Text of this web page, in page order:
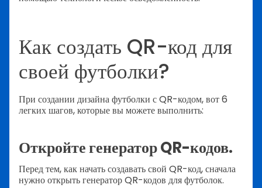
Как создать QR-код для
своей футболки?
При создании дизайна футболки с QR-кодом, вот 6
легких шагов, которые вы можете выполнить:
Откройте генератор QR-кодов.
Перед тем, как начать создавать свой QR-код, сначала
нужно открыть генератор QR-кодов для футболок.